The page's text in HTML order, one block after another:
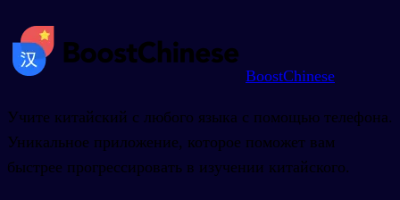
BoostChinese
Учите китайский с любого языка с помощью телефона.
Уникальное приложение, которое поможет вам
быстрее прогрессировать в изучении китайского.